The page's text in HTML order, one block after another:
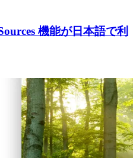
機能が日本語で利